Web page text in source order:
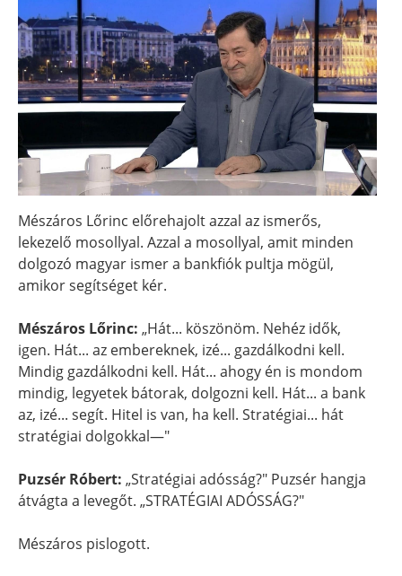
Mészáros Lőrinc előrehajolt azzal az ismerős,
lekezelő mosollyal. Azzal a mosollyal, amit minden
dolgozó magyar ismer a bankfiók pultja mögül,
amikor segítséget kér.
Mészáros Lőrinc: „Hát... köszönöm. Nehéz idők,
igen. Hát... az embereknek, izé... gazdálkodni kell.
Mindig gazdálkodni kell. Hát... ahogy én is mondom
mindig, legyetek bátorak, dolgozni kell. Hát... a bank
az, izé... segít. Hitel is van, ha kell. Stratégiai... hát
stratégiai dolgokkal—"
Puzsér Róbert: „Stratégiai adósság?" Puzsér hangja
átvágta a levegőt. „STRATÉGIAI ADÓSSÁG?"
Mészáros pislogott.